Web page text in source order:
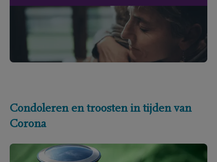
Condoleren en troosten in tijden van
Corona